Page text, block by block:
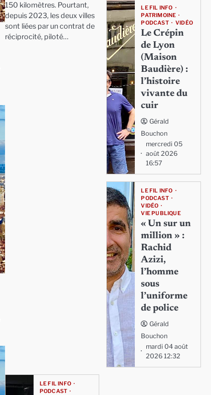
150 kilomètres. Pourtant,
depuis 2023, les deux villes
sont liées par un contrat de
réciprocité, piloté…
LE FIL INFO
PATRIMOINE
PODCAST
VIDÉO
Le Crépin
de Lyon
(Maison
Baudière) :
l’histoire
vivante du
cuir
Gérald
Bouchon
mercredi 05
août 2026
16:57
LE FIL INFO
PODCAST
VIDÉO
VIE PUBLIQUE
« Un sur un
million » :
Rachid
Azizi,
l’homme
sous
l’uniforme
de police
Gérald
Bouchon
mardi 04 août
2026 12:32
LE FIL INFO
PODCAST